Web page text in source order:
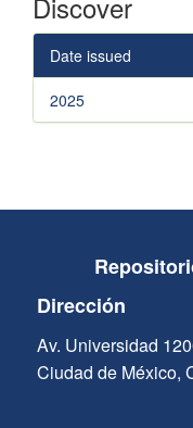
Date issued
2025
Dirección
Av. Universidad
Ciudad de México,